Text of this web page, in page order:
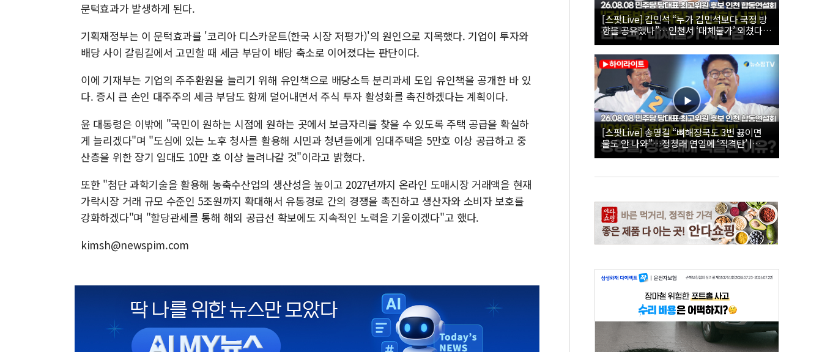
문턱효과가 발생하게 된다.
기획재정부는 이 문턱효과를 '코리아 디스카운트(한국 시장 저평가)'의 원인으로 지목했다. 기업이 투자와
배당 사이 갈림길에서 고민할 때 세금 부담이 배당 축소로 이어졌다는 판단이다.
이에 기재부는 기업의 주주환원을 늘리기 위해 유인책으로 배당소득 분리과세 도입 유인책을 공개한 바 있
다. 증시 큰 손인 대주주의 세금 부담도 함께 덜어내면서 주식 투자 활성화를 촉진하겠다는 계획이다.
윤 대통령은 이밖에 "국민이 원하는 시점에 원하는 곳에서 보금자리를 찾을 수 있도록 주택 공급을 확실하
게 늘리겠다"며 "도심에 있는 노후 청사를 활용해 시민과 청년들에게 임대주택을 5만호 이상 공급하고 중
산층을 위한 장기 임대도 10만 호 이상 늘려나갈 것"이라고 밝혔다.
또한 "첨단 과학기술을 활용해 농축수산업의 생산성을 높이고 2027년까지 온라인 도매시장 거래액을 현재
가락시장 거래 규모 수준인 5조원까지 확대해서 유통경로 간의 경쟁을 촉진하고 생산자와 소비자 보호를
강화하겠다"며 "할당관세를 통해 해외 공급선 확보에도 지속적인 노력을 기울이겠다"고 했다.
kimsh@newspim.com
[스팟Live] 김민석 “누가 김민석보다 국정 방
향을 공유했나”…인천서 ‘대체불가’ 외쳤다 |
26.08.08 더불어민주당 당대표·최고위원 후
보 인천 합동연설회
[스팟Live] 송영길 “뼈해장국도 3번 끓이면
물도 안 나와”…정청래 연임에 ‘직격탄’ |
26.08.08 더불어민주당 당대표·최고위원 후